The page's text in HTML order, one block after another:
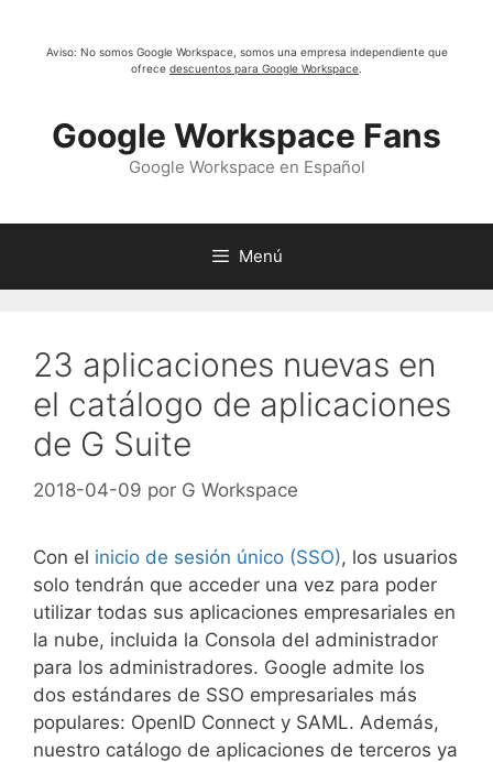
Aviso: No somos Google Workspace, somos una empresa independiente que
ofrece descuentos para Google Workspace
Google Workspace Fans
Google Workspace en Español
Menú
23 aplicaciones nuevas en
el catálogo de aplicaciones
de G Suite
2018-04-09 por G Workspace
Con el inicio de sesión único (SSO), los usuarios
solo tendrán que acceder una vez para poder
utilizar todas sus aplicaciones empresariales en
la nube, incluida la Consola del administrador
para los administradores. Google admite los
dos estándares de SSO empresariales más
populares: OpenID Connect y SAML. Además,
nuestro catálogo de aplicaciones de terceros ya